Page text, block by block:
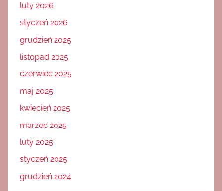
luty 2026
styczeń 2026
grudzień 2025
listopad 2025
czerwiec 2025
maj 2025
kwiecień 2025
marzec 2025
luty 2025
styczeń 2025
grudzień 2024